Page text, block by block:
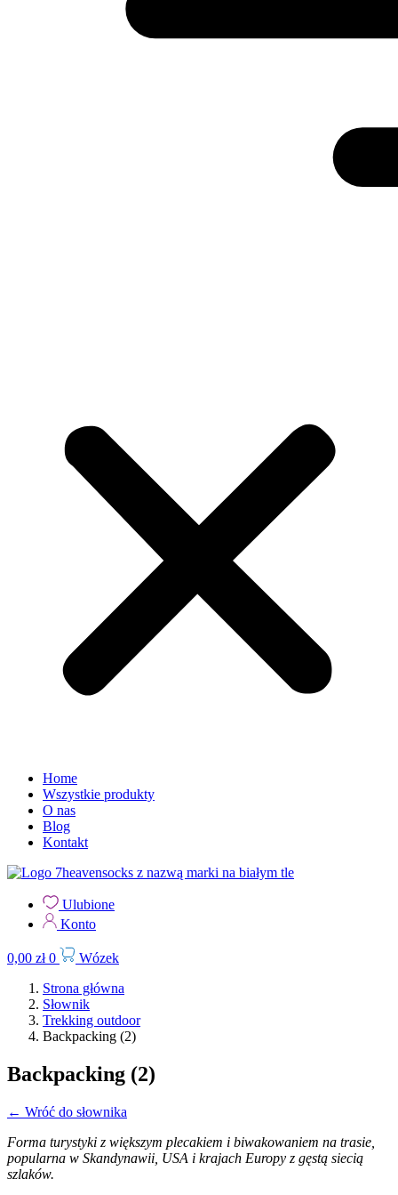
Home
Wszystkie produkty
O nas
Blog
Kontakt
Ulubione
Konto
0,00 zł 0
Wózek
Strona główna
Słownik
Trekking outdoor
Backpacking (2)
Backpacking (2)
← Wróć do słownika
Forma turystyki z większym plecakiem i biwakowaniem na trasie,
popularna w Skandynawii, USA i krajach Europy z gęstą siecią
szlaków.